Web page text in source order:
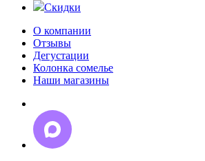
Скидки
О компании
Отзывы
Дегустации
Колонка сомелье
Наши магазины